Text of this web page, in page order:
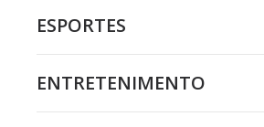
ESPORTES
ENTRETENIMENTO